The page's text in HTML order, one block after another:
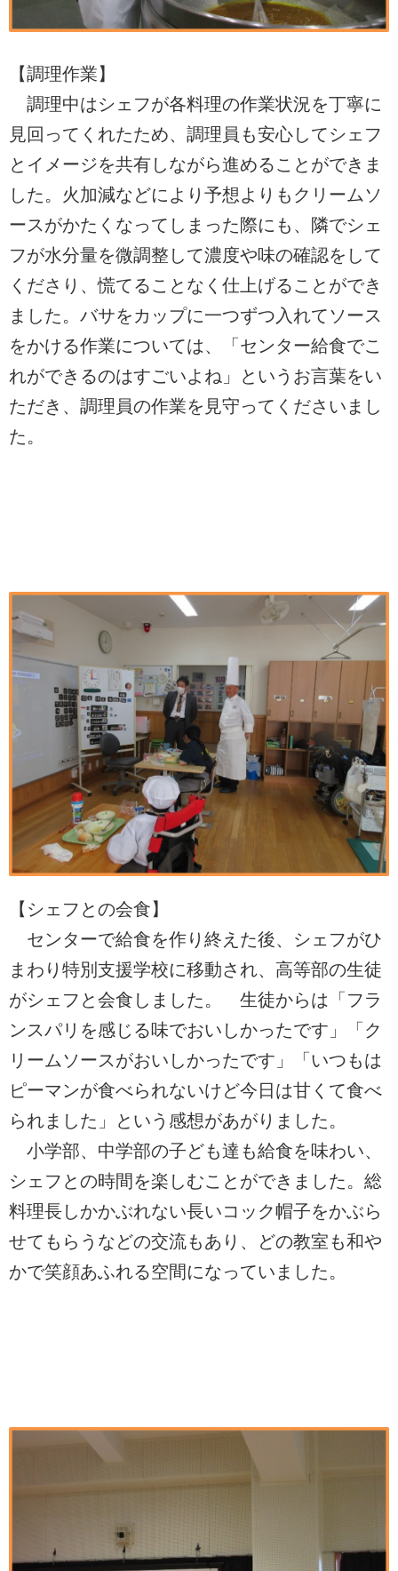
【調理作業】
調理中はシェフが各料理の作業状況を丁寧に
見回ってくれたため、調理員も安心してシェフ
とイメージを共有しながら進めることができま
した。火加減などにより予想よりもクリームソ
ースがかたくなってしまった際にも、隣でシェ
フが水分量を微調整して濃度や味の確認をして
くださり、慌てることなく仕上げることができ
ました。バサをカップに一つずつ入れてソース
をかける作業については、「センター給食でこ
れができるのはすごいよね」というお言葉をい
ただき、調理員の作業を見守ってくださいまし
た。
【シェフとの会食】
センターで給食を作り終えた後、シェフがひ
まわり特別支援学校に移動され、高等部の生徒
がシェフと会食しました。 生徒からは「フラ
ンスパリを感じる味でおいしかったです」「ク
リームソースがおいしかったです」「いつもは
ピーマンが食べられないけど今日は甘くて食べ
られました」という感想があがりました。
小学部、中学部の子ども達も給食を味わい、
シェフとの時間を楽しむことができました。総
料理長しかかぶれない長いコック帽子をかぶら
せてもらうなどの交流もあり、どの教室も和や
かで笑顔あふれる空間になっていました。